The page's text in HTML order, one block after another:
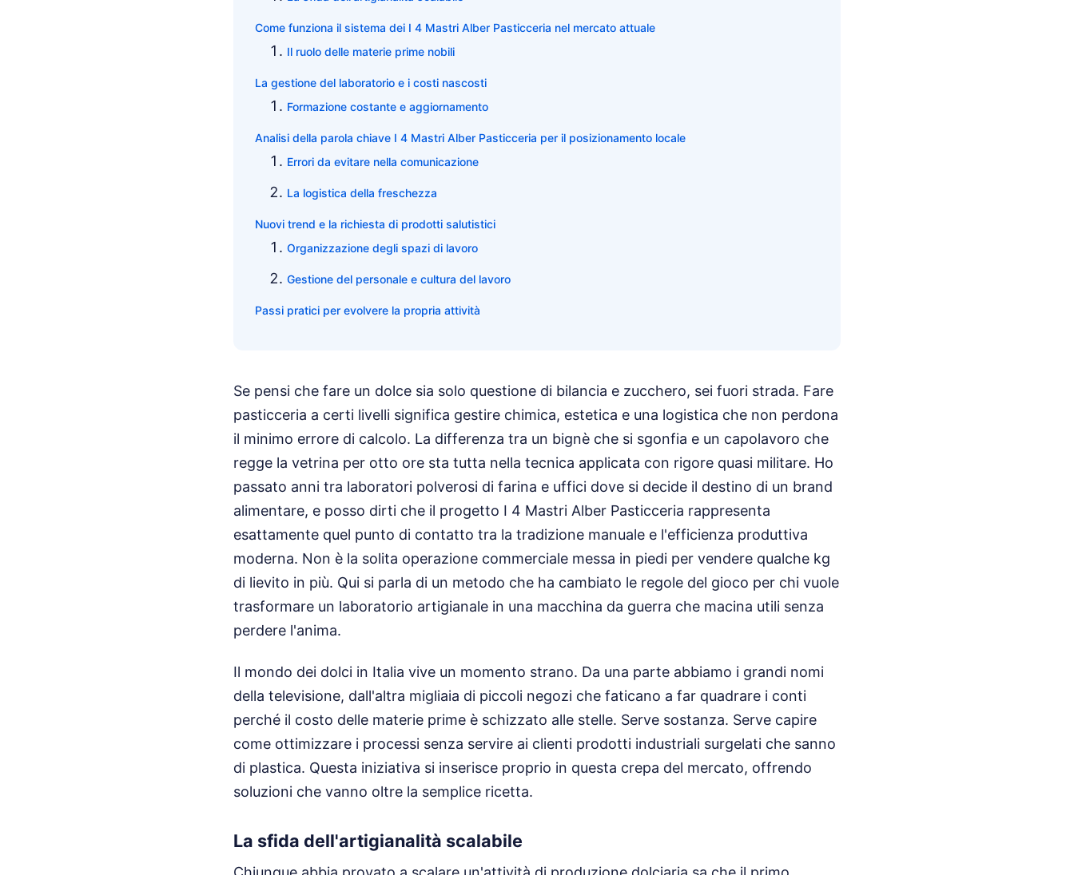
Come funziona il sistema dei I 4 Mastri Alber Pasticceria nel mercato attuale
Il ruolo delle materie prime nobili
La gestione del laboratorio e i costi nascosti
Formazione costante e aggiornamento
Analisi della parola chiave I 4 Mastri Alber Pasticceria per il posizionamento locale
Errori da evitare nella comunicazione
La logistica della freschezza
Nuovi trend e la richiesta di prodotti salutistici
Organizzazione degli spazi di lavoro
Gestione del personale e cultura del lavoro
Passi pratici per evolvere la propria attività
Se pensi che fare un dolce sia solo questione di bilancia e zucchero, sei fuori strada. Fare
pasticceria a certi livelli significa gestire chimica, estetica e una logistica che non perdona
il minimo errore di calcolo. La differenza tra un bignè che si sgonfia e un capolavoro che
regge la vetrina per otto ore sta tutta nella tecnica applicata con rigore quasi militare. Ho
passato anni tra laboratori polverosi di farina e uffici dove si decide il destino di un brand
alimentare, e posso dirti che il progetto I 4 Mastri Alber Pasticceria rappresenta
esattamente quel punto di contatto tra la tradizione manuale e l'efficienza produttiva
moderna. Non è la solita operazione commerciale messa in piedi per vendere qualche kg
di lievito in più. Qui si parla di un metodo che ha cambiato le regole del gioco per chi vuole
trasformare un laboratorio artigianale in una macchina da guerra che macina utili senza
perdere l'anima.
Il mondo dei dolci in Italia vive un momento strano. Da una parte abbiamo i grandi nomi
della televisione, dall'altra migliaia di piccoli negozi che faticano a far quadrare i conti
perché il costo delle materie prime è schizzato alle stelle. Serve sostanza. Serve capire
come ottimizzare i processi senza servire ai clienti prodotti industriali surgelati che sanno
di plastica. Questa iniziativa si inserisce proprio in questa crepa del mercato, offrendo
soluzioni che vanno oltre la semplice ricetta.
La sfida dell'artigianalità scalabile